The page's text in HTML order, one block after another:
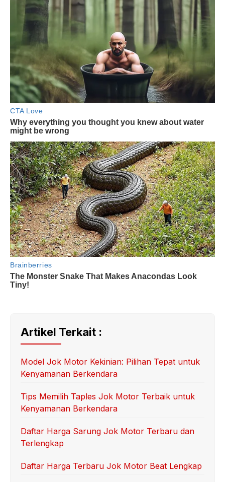
Artikel Terkait :
Model Jok Motor Kekinian: Pilihan Tepat untuk
Kenyamanan Berkendara
Tips Memilih Taples Jok Motor Terbaik untuk
Kenyamanan Berkendara
Daftar Harga Sarung Jok Motor Terbaru dan
Terlengkap
Daftar Harga Terbaru Jok Motor Beat Lengkap